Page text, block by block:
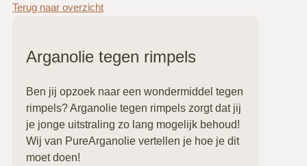
Terug naar overzicht
Arganolie tegen rimpels
Ben jij opzoek naar een wondermiddel tegen
rimpels? Arganolie tegen rimpels zorgt dat jij
je jonge uitstraling zo lang mogelijk behoud!
Wij van PureArganolie vertellen je hoe je dit
moet doen!